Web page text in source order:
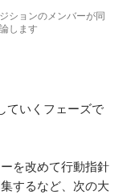
ションのメンバーが同
します
ていくフェーズで
を改めて行動指針
するなど、次の大